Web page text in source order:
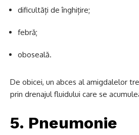
dificultăți de înghițire;
febră;
oboseală.
De obicei, un abces al amigdalelor
prin drenajul fluidului care se
5. Pneumonie